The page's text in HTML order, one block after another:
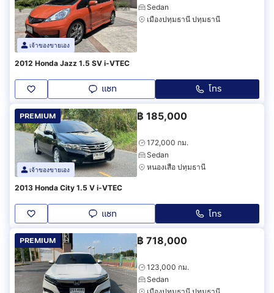
เจ้าของขายเอง
Sedan
เมืองปทุมธานี ปทุมธานี
2012 Honda Jazz 1.5 SV i-VTEC
แชท โทร
PREMIUM
เจ้าของขายเอง
฿ 185,000
172,000 กม.
Sedan
หนองเสือ ปทุมธานี
2013 Honda City 1.5 V i-VTEC
แชท โทร
PREMIUM ฿ 718,000
123,000 กม.
Sedan